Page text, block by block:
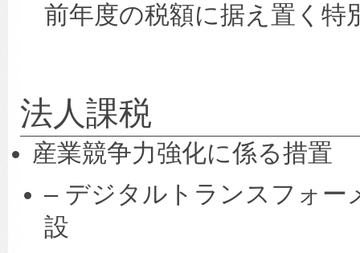
前年度の税額に据え置く特
法人課税
産業競争力強化に係る措置
– デジタルトランスフォー
設